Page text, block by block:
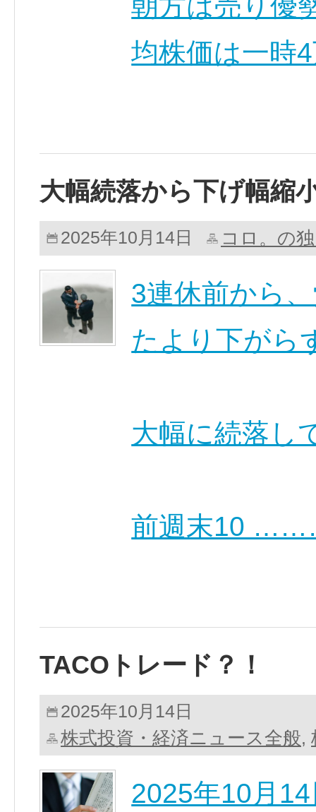
均株価は一
大幅続落から下げ幅縮
2025年10月14日 コロ。の
3連休前から
たより下がら
大幅に続落し
前週末10
TACOトレード？！
2025年10月14日
株式投資・経済ニュース全般,
2025年10月